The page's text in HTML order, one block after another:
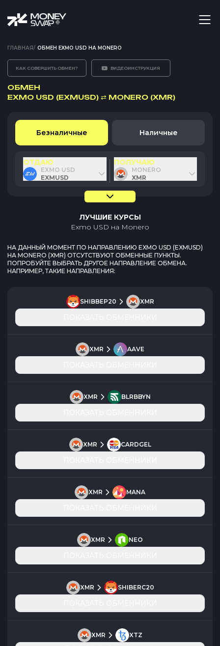
ГЛАВНАЯ/ ОБМЕН EXMO USD НА MONERO
КАК СОВЕРШИТЬ ОБМЕН? ВИДЕОИНСТРУКЦИЯ
ОБМЕН
EXMO USD (EXMUSD) ⇄ MONERO (XMR)
Безналичные Наличные
ОТДАЮ
EXMO USD
EXMUSD
ПОЛУЧАЮ
MONERO
XMR
ЛУЧШИЕ КУРСЫ
Exmo USD на Monero
НА ДАННЫЙ МОМЕНТ ПО НАПРАВЛЕНИЮ EXMO USD (EXMUSD)
НА MONERO (XMR) ОТСУТСТВУЮТ ОБМЕННЫЕ ПУНКТЫ.
ПОПРОБУЙТЕ ВЫБРАТЬ ДРУГОЕ НАПРАВЛЕНИЕ ОБМЕНА.
НАПРИМЕР, ТАКИЕ НАПРАВЛЕНИЯ:
SHIBBEP20 XMR
XMR AAVE
XMR BLRBBYN
XMR CARDGEL
XMR MANA
XMR NEO
XMR SHIBERC20
XMR XTZ